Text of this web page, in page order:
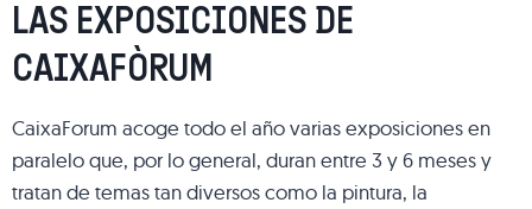
LAS EXPOSICIONES DE
CAIXAFÒRUM
CaixaForum acoge todo el año varias exposiciones en
paralelo que, por lo general, duran entre 3 y 6 meses y
tratan de temas tan diversos como la pintura, la